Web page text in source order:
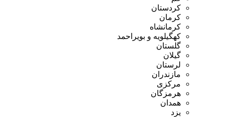
کردستان
کرمان
کرمانشاه
کهگیلویه و بویراحمد
گلستان
گیلان
لرستان
مازندران
مرکزی
هرمزگان
همدان
یزد